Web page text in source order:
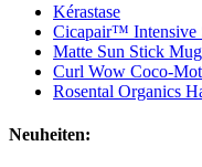
Kérastase
Cicapair™ Intensive
Matte Sun Stick
Curl Wow Coco-
Rosental Organics
Neuheiten: